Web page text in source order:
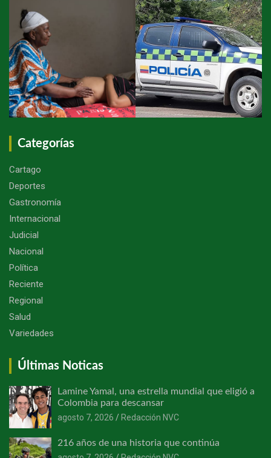
Categorías
Cartago
Deportes
Gastronomía
Internacional
Judicial
Nacional
Política
Reciente
Regional
Salud
Variedades
Últimas Noticas
Lamine Yamal, una estrella mundial que eligió a
Colombia para descansar
agosto 7, 2026
Redacción NVC
216 años de una historia que continúa